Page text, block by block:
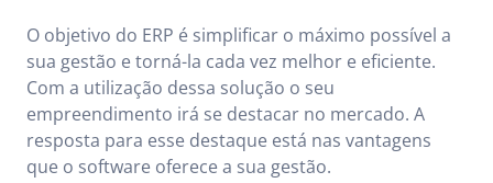
O objetivo do ERP é simplificar o máximo possível a
sua gestão e torná-la cada vez melhor e eficiente.
Com a utilização dessa solução o seu
empreendimento irá se destacar no mercado. A
resposta para esse destaque está nas vantagens
que o software oferece a sua gestão.